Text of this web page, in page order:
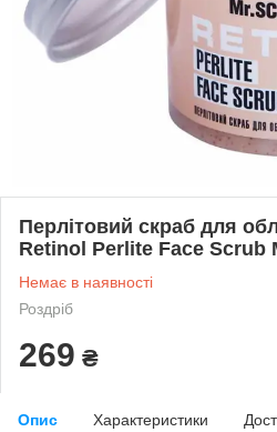
Перлітовий скраб для
Retinol Perlite Face Scrub
Немає в наявності
Роздріб
269 ₴
Опис Характеристики